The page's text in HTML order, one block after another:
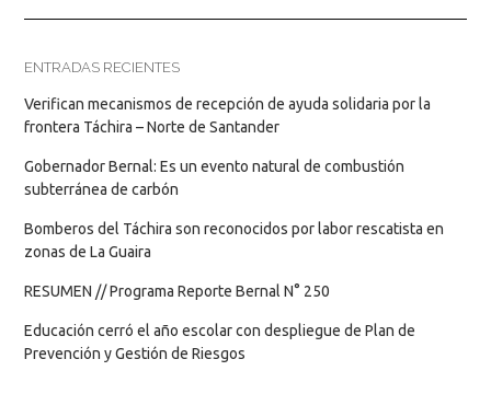
ENTRADAS RECIENTES
Verifican mecanismos de recepción de ayuda solidaria por la
frontera Táchira – Norte de Santander
Gobernador Bernal: Es un evento natural de combustión
subterránea de carbón
Bomberos del Táchira son reconocidos por labor rescatista en
zonas de La Guaira
RESUMEN // Programa Reporte Bernal N° 250
Educación cerró el año escolar con despliegue de Plan de
Prevención y Gestión de Riesgos